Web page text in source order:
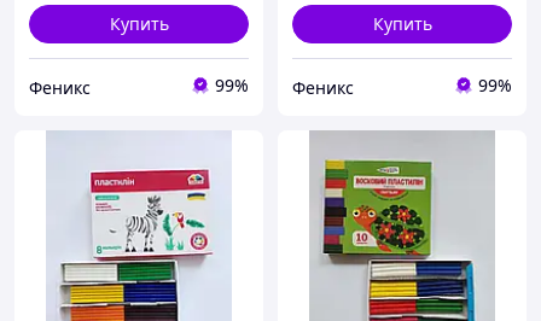
Купить
Феникс 99%
Купить
Феникс 99%